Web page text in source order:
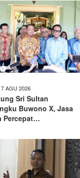
AGU 2026
Sri Sultan
Buwono X, Jasa
Percepat…